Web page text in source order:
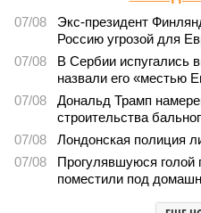
07/08
Экс-президент
Россию угрозой для
07/08
В Сербии испугались
назвали его «местью
07/08
Дональд Трамп
строительства
07/08
Лондонская полиция
07/08
Прогулявшуюся голой
поместили под